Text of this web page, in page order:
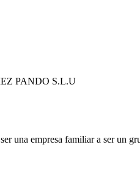
PANDO S.L.U
una empresa familiar a ser un